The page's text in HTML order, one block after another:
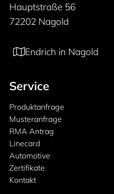
Hauptstraße 56
72202 Nagold
Endrich in Nagold
Service
Produktanfrage
Musteranfrage
RMA Antrag
Linecard
Automotive
Zertifikate
Kontakt